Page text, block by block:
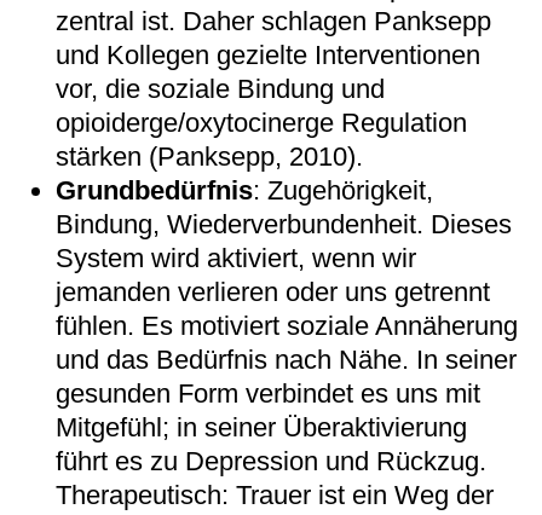
zentral ist. Daher schlagen Panksepp
und Kollegen gezielte Interventionen
vor, die soziale Bindung und
opioiderge/oxytocinerge Regulation
stärken (Panksepp, 2010).
Grundbedürfnis: Zugehörigkeit,
Bindung, Wiederverbundenheit. Dieses
System wird aktiviert, wenn wir
jemanden verlieren oder uns getrennt
fühlen. Es motiviert soziale Annäherung
und das Bedürfnis nach Nähe. In seiner
gesunden Form verbindet es uns mit
Mitgefühl; in seiner Überaktivierung
führt es zu Depression und Rückzug.
Therapeutisch: Trauer ist ein Weg der